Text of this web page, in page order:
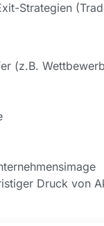
Strategien
(z.B.
Druck von